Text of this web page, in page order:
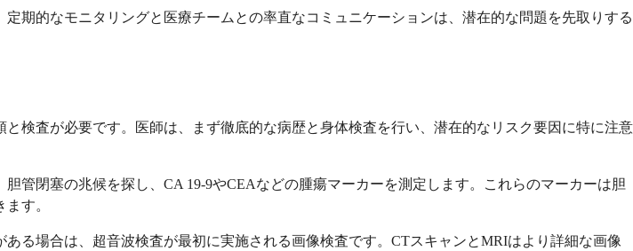
期的なモニタリングと医療チームとの率直なコミュニケーションは、潜在的な問題を先取りする
検査が必要です。医師は、まず徹底的な病歴と身体検査を行い、潜在的なリスク要因に特に注意
管閉塞の兆候を探し、CA 19-9やCEAなどの腫瘍マーカーを測定します。これらのマーカーは胆
す。
る場合は、超音波検査が最初に実施される画像検査です。CTスキャンとMRIはより詳細な画像